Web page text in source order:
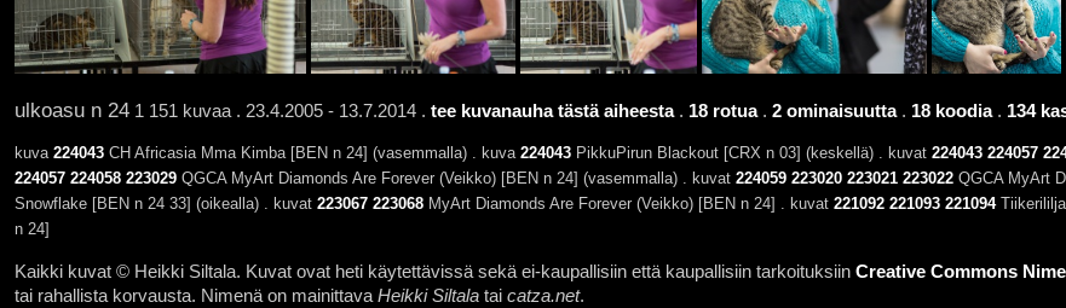
ulkoasu n 241 151 kuvaa . 23.4.2005 - 13.7.2014 . tee kuvanauha tästä aiheesta. 18 rotua. 2 ominaisuutta. 18 koodia. 134
kuva 224043CH Africasia Mma Kimba [BEN n 24] (vasemmalla) . kuva 224043PikkuPirun Blackout [CRX n 03] (keskellä) . kuvat 224043 224057
224057 224058 223029QGCA MyArt Diamonds Are Forever (Veikko) [BEN n 24] (vasemmalla) . kuvat 224059 223020 223021 223022QGCA MyArt
Snowflake [BEN n 24 33] (oikealla) . kuvat 223067 223068MyArt Diamonds Are Forever (Veikko) [BEN n 24] . kuvat 221092 221093 221094
n 24]
Kaikki kuvat © Heikki Siltala. Kuvat ovat heti käytettävissä sekä ei-kaupallisiin että kaupallisiin tarkoituksiin Creative Commons
tai rahallista korvausta. Nimenä on mainittava Heikki Siltalatai catza.net.